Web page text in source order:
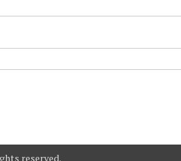
reserved.